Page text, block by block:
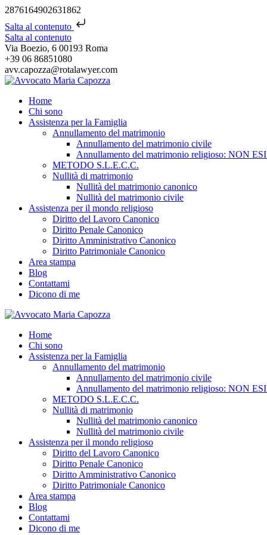
2876164902631862
Salta al contenuto
Salta al contenuto
Via Boezio, 6 00193 Roma
+39 06 86851080
avv.capozza@rotalawyer.com
Home
Chi sono
Assistenza per la Famiglia
Annullamento del matrimonio
Annullamento del matrimonio civile
Annullamento del matrimonio religioso: NON
METODO S.L.E.C.C.
Nullità di matrimonio
Nullità del matrimonio canonico
Nullità del matrimonio civile
Assistenza per il mondo religioso
Diritto del Lavoro Canonico
Diritto Penale Canonico
Diritto Amministrativo Canonico
Diritto Patrimoniale Canonico
Area stampa
Blog
Contattami
Dicono di me
Home
Chi sono
Assistenza per la Famiglia
Annullamento del matrimonio
Annullamento del matrimonio civile
Annullamento del matrimonio religioso: NON
METODO S.L.E.C.C.
Nullità di matrimonio
Nullità del matrimonio canonico
Nullità del matrimonio civile
Assistenza per il mondo religioso
Diritto del Lavoro Canonico
Diritto Penale Canonico
Diritto Amministrativo Canonico
Diritto Patrimoniale Canonico
Area stampa
Blog
Contattami
Dicono di me